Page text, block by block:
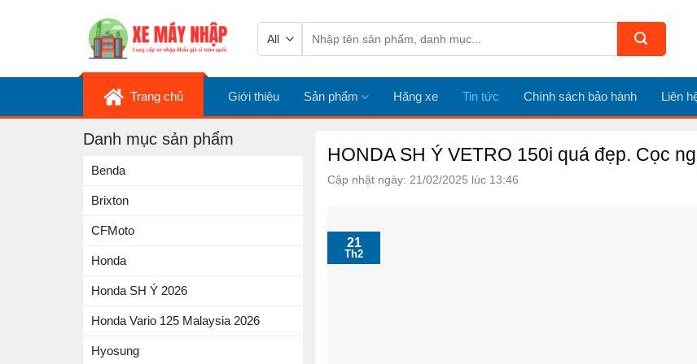
kiếm:
Trang chủ Giới thiệu Sản phẩm Hãng xe Tin tức Chính sách bảo hành Liên
Danh mục sản phẩm
Benda
Brixton
CFMoto
Honda
Honda SH Ý 2026
Honda Vario 125 Malaysia 2026
Hyosung
HONDA SH Ý VETRO 150i quá đẹp. Cọc
Cập nhật ngày: 21/02/2025 lúc 13:46
21
Th2